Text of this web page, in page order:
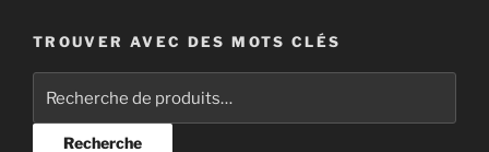
TROUVER AVEC DES MOTS CLÉS
pour :
Recherche